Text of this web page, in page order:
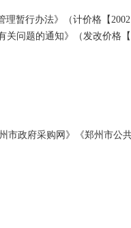
理暂行办法》（计价格【
关问题的通知》（发改价
政府采购网》《郑州市公